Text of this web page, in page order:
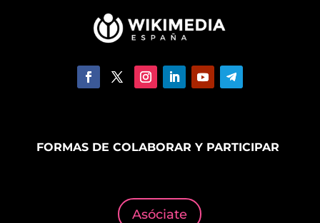
FORMAS DE COLABORAR Y PARTICIPAR
Asóciate